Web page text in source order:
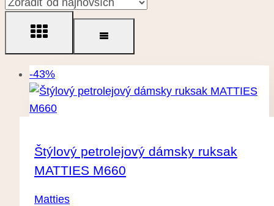
-43%
Štýlový petrolejový dámsky ruksak
MATTIES M660
Matties